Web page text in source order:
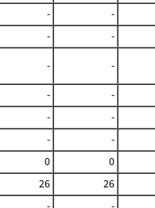
- -
- -
- -
- -
- -
- -
0 0
26 26